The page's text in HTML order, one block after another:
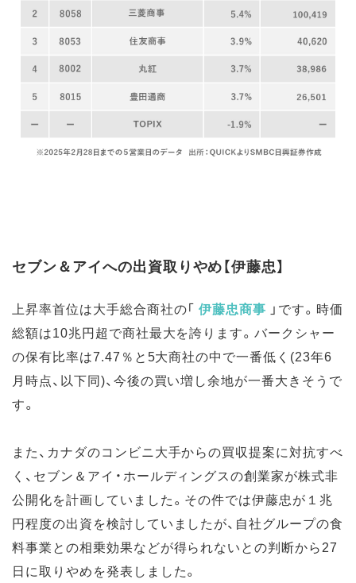
セブン＆アイへの出資取りやめ【伊藤忠】
上昇率首位は大手総合商社の「伊藤忠商事 」 です。時価
総額は10兆円超で商社最大を誇ります。バークシャー
の保有比率は7.47％と5大商社の中で一番低く(23年6
月時点、以下同)、今後の買い増し余地が一番大きそうで
す。
また、カナダのコンビニ大手からの買収提案に対抗すべ
く、セブン＆アイ・ホールディングスの創業家が株式非
公開化を計画していました。その件では伊藤忠が１兆
円程度の出資を検討していましたが、自社グループの食
料事業との相乗効果などが得られないとの判断から27
日に取りやめを発表しました。